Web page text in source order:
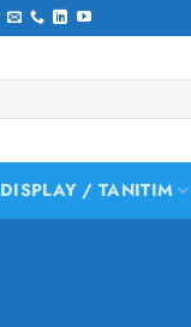
DISPLAY / TANITIM